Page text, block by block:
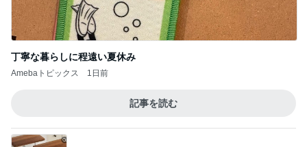
丁寧な暮らしに程遠い夏休み
Amebaトピックス 1日前
記事を読む